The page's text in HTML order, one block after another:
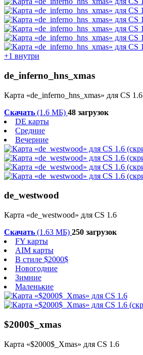
+1 внутри
de_inferno_hns_xmas
Карта «de_inferno_hns_xmas» для CS 1.6
Скачать (1.6 МБ) 48 загрузок
DE карты
Средние
Вечерние
de_westwood
Карта «de_westwood» для CS 1.6
Скачать (1.63 МБ) 250 загрузок
FY карты
AIM карты
В стиле $2000$
Новогодние
Зимние
Маленькие
$2000$_xmas
Карта «$2000$_Xmas» для CS 1.6